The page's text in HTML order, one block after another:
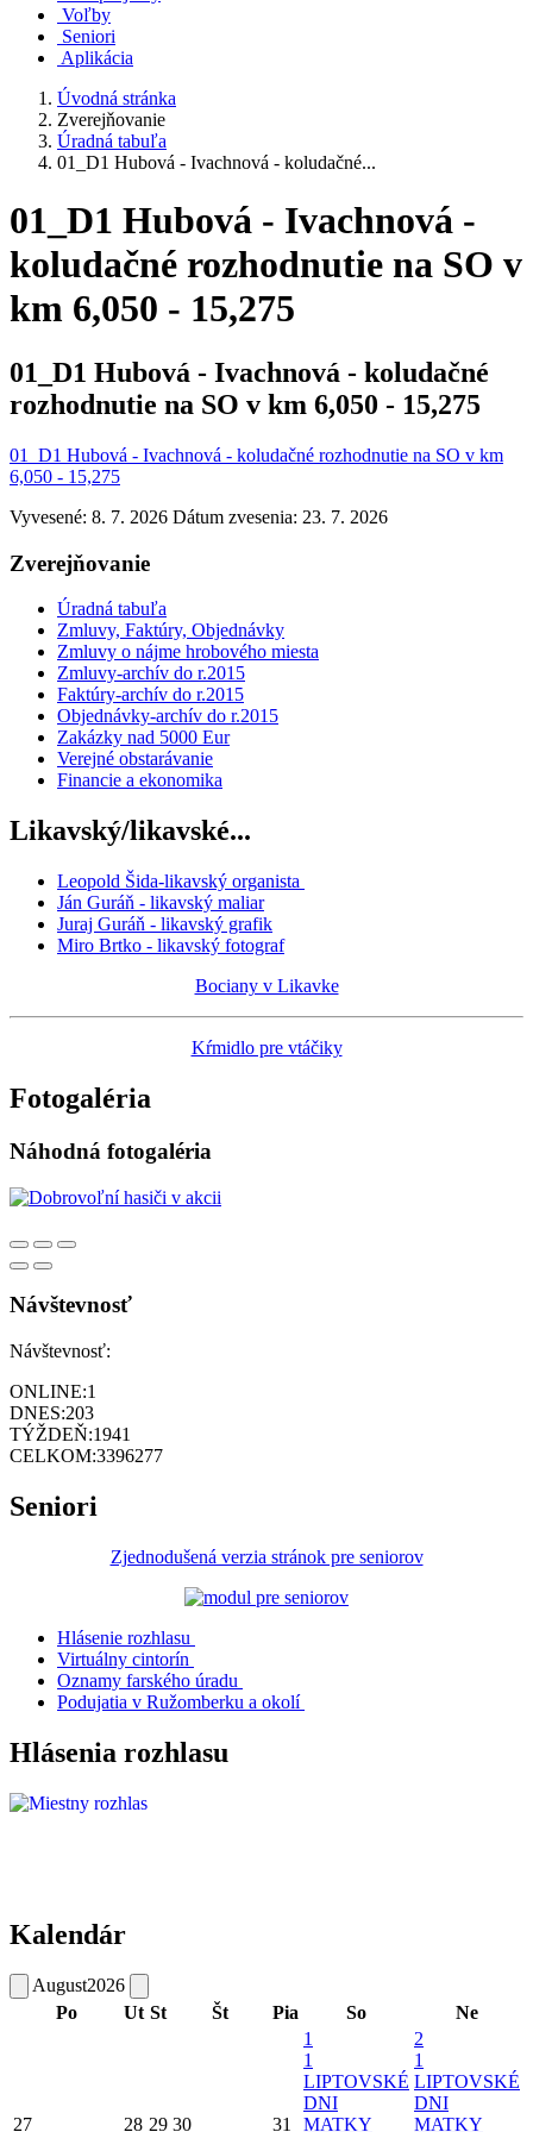
Voľby
Seniori
Aplikácia
Úvodná stránka
Zverejňovanie
Úradná tabuľa
01_D1 Hubová - Ivachnová - koludačné...
01_D1 Hubová - Ivachnová -
koludačné rozhodnutie na SO v
km 6,050 - 15,275
01_D1 Hubová - Ivachnová - koludačné
rozhodnutie na SO v km 6,050 - 15,275
01_D1 Hubová - Ivachnová - koludačné rozhodnutie na SO v km
6,050 - 15,275
Vyvesené: 8. 7. 2026 Dátum zvesenia: 23. 7. 2026
Zverejňovanie
Úradná tabuľa
Zmluvy, Faktúry, Objednávky
Zmluvy o nájme hrobového miesta
Zmluvy-archív do r.2015
Faktúry-archív do r.2015
Objednávky-archív do r.2015
Zakázky nad 5000 Eur
Verejné obstarávanie
Financie a ekonomika
Likavský/likavské...
Leopold Šida-likavský organista
Ján Guráň - likavský maliar
Juraj Guráň - likavský grafik
Miro Brtko - likavský fotograf
Bociany v Likavke
Kŕmidlo pre vtáčiky
Fotogaléria
Náhodná fotogaléria
Návštevnosť
Návštevnosť:
ONLINE:1
DNES:203
TÝŽDEŇ:1941
CELKOM:3396277
Seniori
Zjednodušená verzia stránok pre seniorov
Hlásenie rozhlasu
Virtuálny cintorín
Oznamy farského úradu
Podujatia v Ružomberku a okolí
Hlásenia rozhlasu
Kalendár
August2026
Po
Ut St Št Pia So Ne
27 28 29 30 31
1
1
LIPTOVSKÉ
DNI
MATKY
2
1
LIPTOVSKÉ
DNI
MATKY